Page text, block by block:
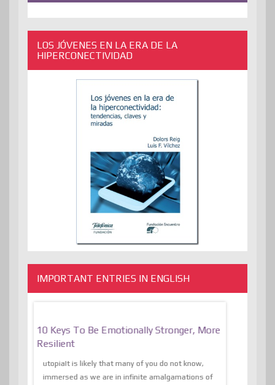
LOS JÓVENES EN LA ERA DE LA
HIPERCONECTIVIDAD
IMPORTANT ENTRIES IN ENGLISH
10 Keys To Be Emotionally Stronger, More
Resilient
utopiaIt is likely that many of you do not know,
immersed as we are in infinite amalgamations of